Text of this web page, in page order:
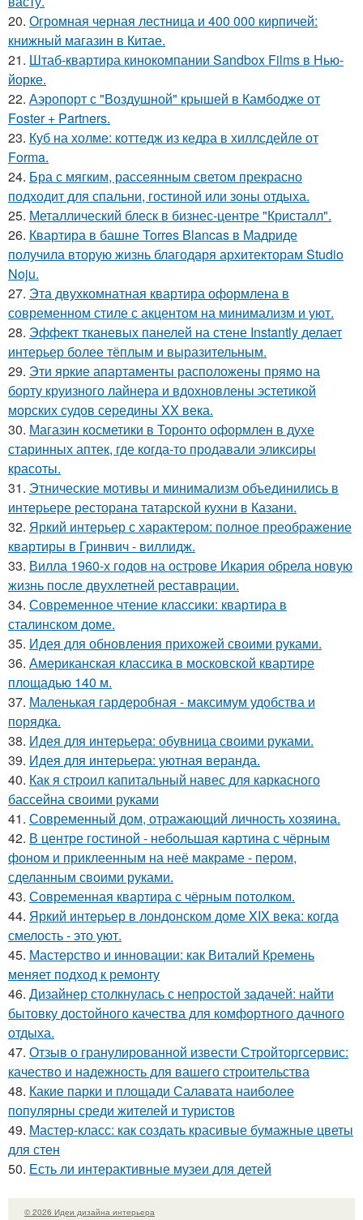
20. Огромная черная лестница и 400 000 кирпичей:
книжный магазин в Китае.
21. Штаб-квартира кинокомпании Sandbox Films в Нью-
йорке.
22. Аэропорт с "Воздушной" крышей в Камбодже от
Foster + Partners.
23. Куб на холме: коттедж из кедра в хиллсдейле от
Forma.
24. Бра с мягким, рассеянным светом прекрасно
подходит для спальни, гостиной или зоны отдыха.
25. Металлический блеск в бизнес-центре "Кристалл".
26. Квартира в башне Torres Blancas в Мадриде
получила вторую жизнь благодаря архитекторам Studio
Noju.
27. Эта двухкомнатная квартира оформлена в
современном стиле с акцентом на минимализм и уют.
28. Эффект тканевых панелей на стене Instantly делает
интерьер более тёплым и выразительным.
29. Эти яркие апартаменты расположены прямо на
борту круизного лайнера и вдохновлены эстетикой
морских судов середины XX века.
30. Магазин косметики в Торонто оформлен в духе
старинных аптек, где когда-то продавали эликсиры
красоты.
31. Этнические мотивы и минимализм объединились в
интерьере ресторана татарской кухни в Казани.
32. Яркий интерьер с характером: полное преображение
квартиры в Гринвич - виллидж.
33. Вилла 1960-х годов на острове Икария обрела новую
жизнь после двухлетней реставрации.
34. Современное чтение классики: квартира в
сталинском доме.
35. Идея для обновления прихожей своими руками.
36. Американская классика в московской квартире
площадью 140 м.
37. Маленькая гардеробная - максимум удобства и
порядка.
38. Идея для интерьера: обувница своими руками.
39. Идея для интерьера: уютная веранда.
40. Как я строил капитальный навес для каркасного
бассейна своими руками
41. Современный дом, отражающий личность хозяина.
42. В центре гостиной - небольшая картина с чёрным
фоном и приклеенным на неё макраме - пером,
сделанным своими руками.
43. Современная квартира с чёрным потолком.
44. Яркий интерьер в лондонском доме XIX века: когда
смелость - это уют.
45. Мастерство и инновации: как Виталий Кремень
меняет подход к ремонту
46. Дизайнер столкнулась с непростой задачей: найти
бытовку достойного качества для комфортного дачного
отдыха.
47. Отзыв о гранулированной извести Стройторгсервис:
качество и надежность для вашего строительства
48. Какие парки и площади Салавата наиболее
популярны среди жителей и туристов
49. Мастер-класс: как создать красивые бумажные цветы
для стен
50. Есть ли интерактивные музеи для детей
© 2026 Идеи дизайна интерьера